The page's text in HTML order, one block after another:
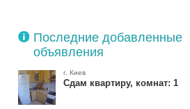
Последние добавленные
объявления
г. Киев
Сдам квартиру, комнат: 1